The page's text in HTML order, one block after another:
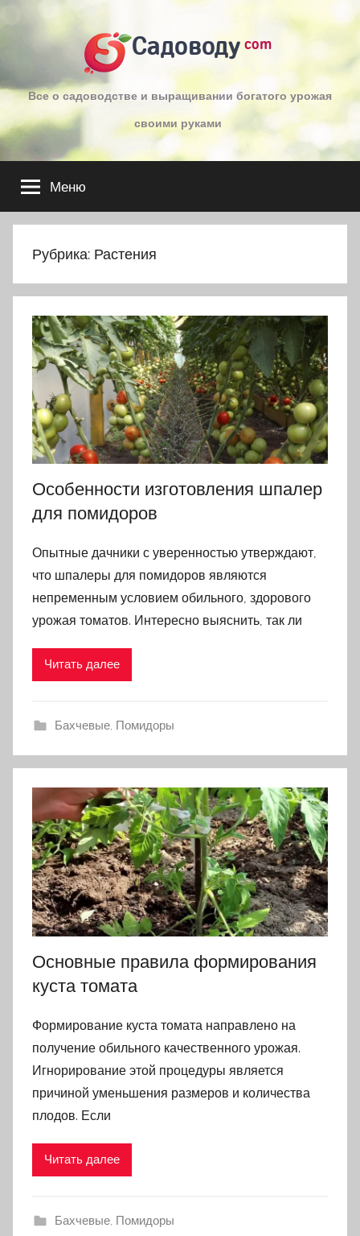
к
Садоводу com
Все о садоводстве и выращивании богатого урожая
своими руками
Меню
Рубрика: Растения
Особенности изготовления шпалер
для помидоров
Опытные дачники с уверенностью утверждают,
что шпалеры для помидоров являются
непременным условием обильного, здорового
урожая томатов. Интересно выяснить, так ли
Читать далее
Бахчевые, Помидоры
Основные правила формирования
куста томата
Формирование куста томата направлено на
получение обильного качественного урожая.
Игнорирование этой процедуры является
причиной уменьшения размеров и количества
плодов. Если
Читать далее
Бахчевые, Помидоры